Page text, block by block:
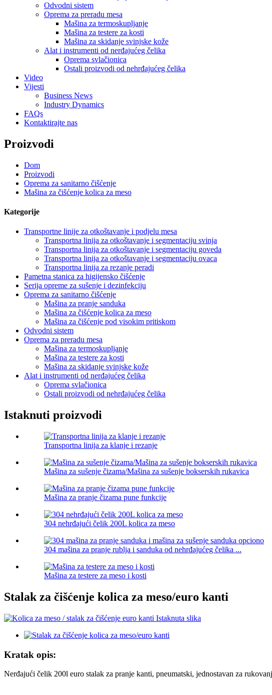
Odvodni sistem
Oprema za preradu mesa
Mašina za termoskupljanje
Mašina za testere za kosti
Mašina za skidanje svinjske kože
Alat i instrumenti od nerđajućeg čelika
Oprema svlačionica
Ostali proizvodi od nehrđajućeg čelika
Video
Vijesti
Business News
Industry Dynamics
FAQs
Kontaktirajte nas
Proizvodi
Dom
Proizvodi
Oprema za sanitarno čišćenje
Mašina za čišćenje kolica za meso
Kategorije
Transportne linije za otkoštavanje i podjelu mesa
Transportna linija za otkoštavanje i segmentaciju svinja
Transportna linija za otkoštavanje i segmentaciju goveda
Transportna linija za otkoštavanje i segmentaciju ovaca
Transportna linija za rezanje peradi
Pametna stanica za higijensko čišćenje
Serija opreme za sušenje i dezinfekciju
Oprema za sanitarno čišćenje
Mašina za pranje sanduka
Mašina za čišćenje kolica za meso
Mašina za čišćenje pod visokim pritiskom
Odvodni sistem
Oprema za preradu mesa
Mašina za termoskupljanje
Mašina za testere za kosti
Mašina za skidanje svinjske kože
Alat i instrumenti od nerđajućeg čelika
Oprema svlačionica
Ostali proizvodi od nehrđajućeg čelika
Istaknuti proizvodi
Transportna linija za klanje i rezanje
Mašina za sušenje čizama/Mašina za sušenje bokserskih rukavica
Mašina za pranje čizama pune funkcije
304 nehrđajući čelik 200L kolica za meso
304 mašina za pranje rublja i sanduka od nehrđajućeg čelika ...
Mašina za testere za meso i kosti
Stalak za čišćenje kolica za meso/euro kanti
Kratak opis:
Nerđajući čelik 200l euro stalak za pranje kanti, pneumatski, jednostavan za